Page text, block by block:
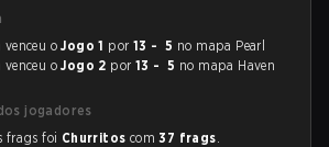
venceu oJogo 1 por 13 - 5 no mapa Pearl
venceu oJogo 2 por 13 - 5 no mapa Haven
jogadores
frags foi Churritos com37 frags.